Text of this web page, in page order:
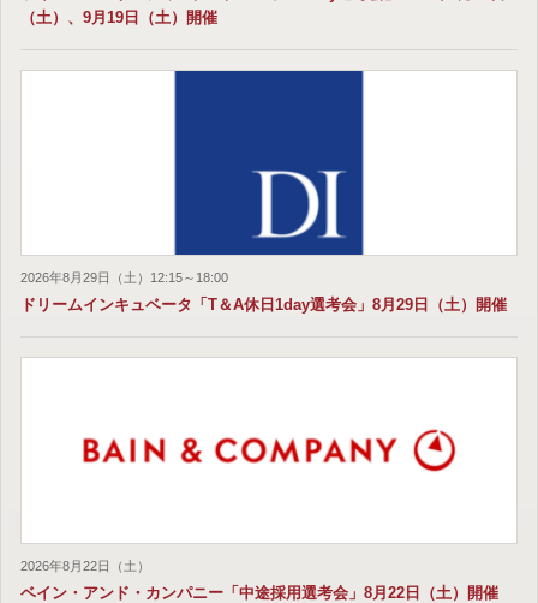
（土）、9月19日（土）開催
2026年8月29日（土）12:15～18:00
ドリームインキュベータ「T＆A休日1day選考会」8月29日（土）開催
2026年8月22日（土）
ベイン・アンド・カンパニー「中途採用選考会」8月22日（土）開催